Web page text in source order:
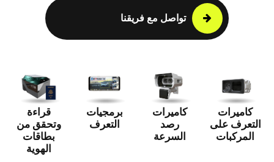
تواصل مع فريقنا
كاميرات
التعرف على
المركبات
كاميرات
رصد
السرعة
برمجيات
التعرف
قراءة
وتحقق من
بطاقات
الهوية